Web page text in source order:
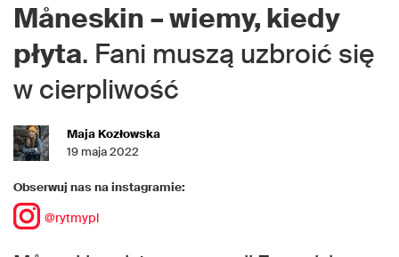
Måneskin – wiemy, kiedy
płyta. Fani muszą uzbroić się
w cierpliwość
Maja Kozłowska
19 maja 2022
Obserwuj nas na instagramie:
@rytmypl